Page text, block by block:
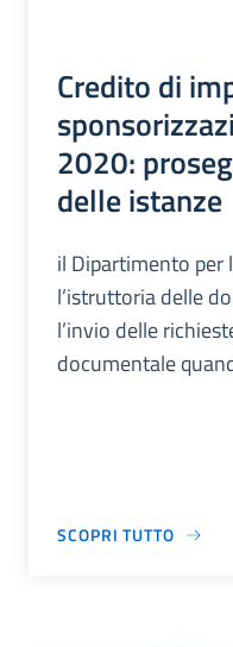
Credito di
2020:
delle istanze
il Dipartimento per
l’istruttoria delle
l’invio delle
documentale
SCOPRI TUTTO